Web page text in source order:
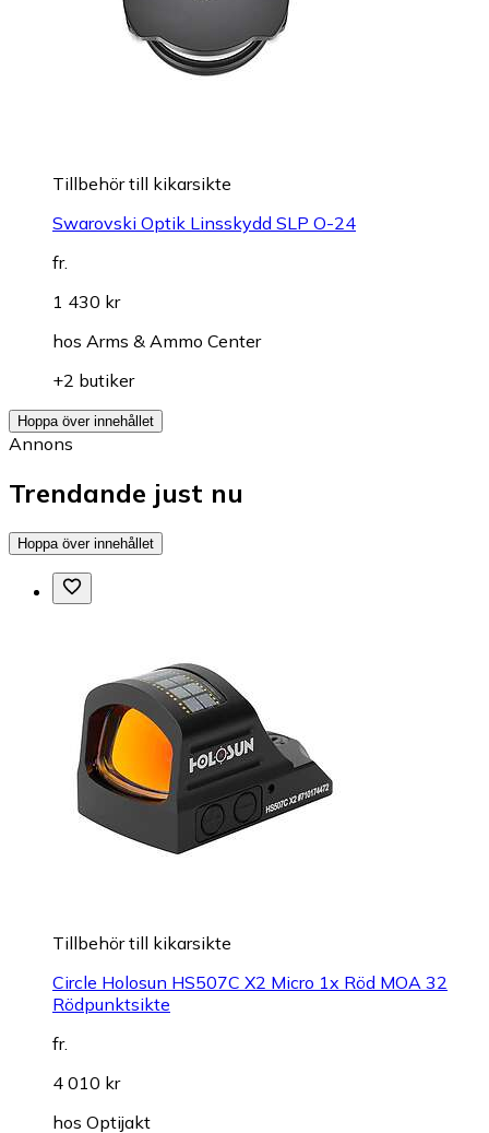
Tillbehör till kikarsikte
Swarovski Optik Linsskydd SLP O-24
fr.
1 430 kr
hos Arms & Ammo Center
+2 butiker
Hoppa över innehållet
Annons
Trendande just nu
Hoppa över innehållet
Tillbehör till kikarsikte
Circle Holosun HS507C X2 Micro 1x Röd MOA 32
Rödpunktsikte
fr.
4 010 kr
hos Optijakt